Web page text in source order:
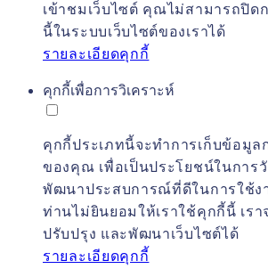
เข้าชมเว็บไซต์ คุณไม่สามารถปิด
นี้ในระบบเว็บไซต์ของเราได้
รายละเอียดคุกกี้
คุกกี้เพื่อการวิเคราะห์
คุกกี้ประเภทนี้จะทำการเก็บข้อมูล
ของคุณ เพื่อเป็นประโยชน์ในการ
พัฒนาประสบการณ์ที่ดีในการใช้ง
ท่านไม่ยินยอมให้เราใช้คุกกี้นี้ เร
ปรับปรุง และพัฒนาเว็บไซต์ได้
รายละเอียดคุกกี้